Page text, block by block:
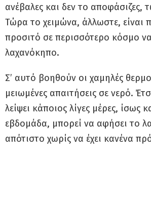
ανέβαλες και δεν το
Τώρα το χειμώνα, άλλωστε, είναι
προσιτό σε περισσότερο κόσμο να
λαχανόκηπο.
Σ’ αυτό βοηθούν οι χαμηλές
μειωμένες απαιτήσεις σε νερό.
λείψει κάποιος λίγες μέρες, ίσως
εβδομάδα, μπορεί να αφήσει το
απότιστο χωρίς να έχει κανένα